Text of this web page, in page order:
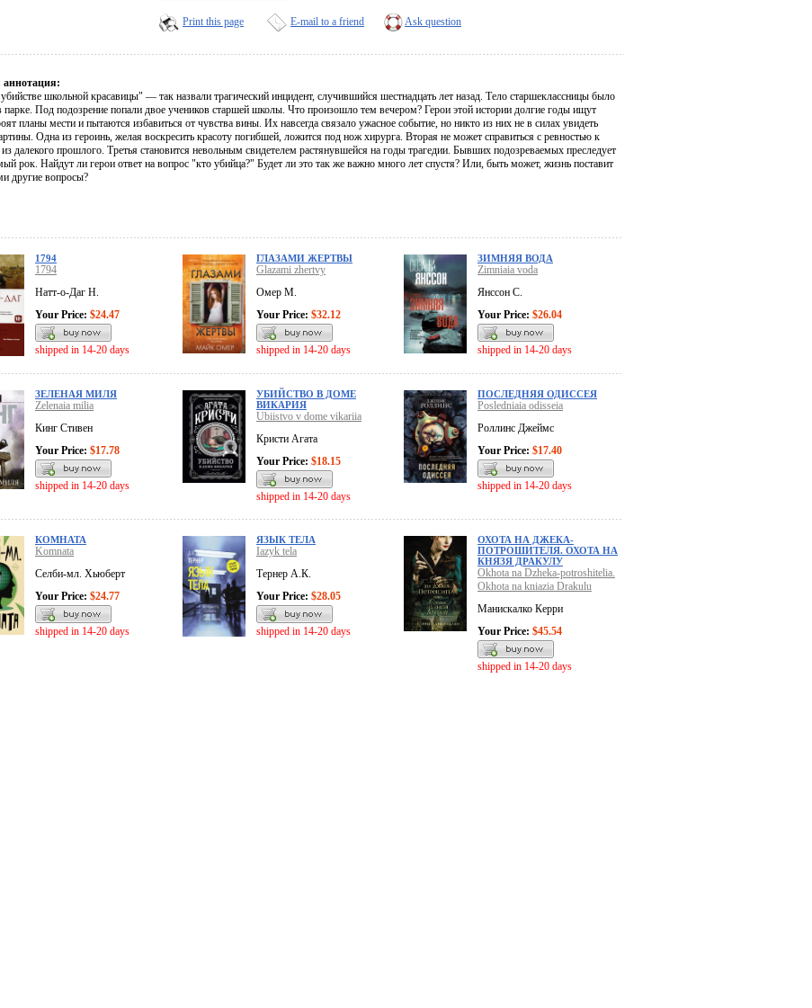
Print this page E-mail to a friend Ask question
школьной красавицы" — так назвали трагический инцидент, случившийся шестнадцать лет назад. Тело старшеклассницы было
парке. Под подозрение попали двое учеников старшей школы. Что произошло тем вечером? Герои этой истории долгие годы ищут
планы мести и пытаются избавиться от чувства вины. Их навсегда связало ужасное событие, но никто из них не в силах увидеть
Одна из героинь, желая воскресить красоту погибшей, ложится под нож хирурга. Вторая не может справиться с ревностью к
далекого прошлого. Третья становится невольным свидетелем растянувшейся на годы трагедии. Бывших подозреваемых преследует
рок. Найдут ли герои ответ на вопрос "кто убийца?" Будет ли это так же важно много лет спустя? Или, быть может, жизнь поставит
другие вопросы?
1794
1794
Натт-о-Даг Н.
Your Price: $24.47
shipped in 14-20 days
ГЛАЗАМИ ЖЕРТВЫ
Glazami zhertvy
Омер М.
Your Price: $32.12
shipped in 14-20 days
ЗИМНЯЯ ВОДА
Zimniaia voda
Янссон С.
Your Price: $26.04
shipped in 14-20 days
ЗЕЛЕНАЯ МИЛЯ
Zelenaia milia
Кинг Стивен
Your Price: $17.78
shipped in 14-20 days
УБИЙСТВО В ДОМЕ
ВИКАРИЯ
Ubiistvo v dome vikariia
Кристи Агата
Your Price: $18.15
shipped in 14-20 days
ПОСЛЕДНЯЯ ОДИССЕЯ
Posledniaia odisseia
Роллинс Джеймс
Your Price: $17.40
shipped in 14-20 days
КОМНАТА
Komnata
Селби-мл. Хьюберт
Your Price: $24.77
shipped in 14-20 days
ЯЗЫК ТЕЛА
Iazyk tela
Тернер А.К.
Your Price: $28.05
shipped in 14-20 days
ОХОТА НА ДЖЕКА-
ПОТРОШИТЕЛЯ. ОХОТА НА
КНЯЗЯ ДРАКУЛУ
Okhota na Dzheka-potroshitelia.
Okhota na kniazia Drakulu
Манискалко Керри
Your Price: $45.54
shipped in 14-20 days